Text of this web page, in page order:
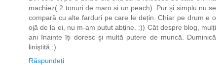
machiez( 2 tonuri de maro si un peach). Pur şi simplu nu se
compară cu alte farduri pe care le dețin. Chiar pe drum e o
ojă de la ei, nu m-am putut abține. :)) Cât despre blog, mulți
ani înainte îți doresc şi multă putere de muncă. Duminică
liniştită :)
Răspundeți